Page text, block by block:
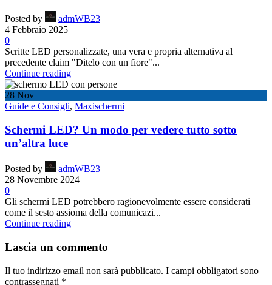
Posted by
admWB23
4 Febbraio 2025
0
Scritte LED personalizzate, una vera e propria alternativa al
precedente claim "Ditelo con un fiore"...
Continue reading
28 Nov
Guide e Consigli, Maxischermi
Schermi LED? Un modo per vedere tutto sotto
un’altra luce
Posted by
admWB23
28 Novembre 2024
0
Gli schermi LED potrebbero ragionevolmente essere considerati
come il sesto assioma della comunicazi...
Continue reading
Lascia un commento
Il tuo indirizzo email non sarà pubblicato. I campi obbligatori sono
contrassegnati *